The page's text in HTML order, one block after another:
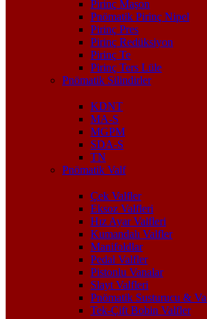
Pirinç Maşon
Pnömatik Pirinç Nipel
Pirinç Pres
Pirinç Redüksiyon
Pirinç Te
Pirinç Ters Lüle
Pnömatik Silindirler
KDNT
MA-S
MGPM
SDA-S
TN
Pnömatik Valf
Çek Valfler
Eksoz Valfleri
Hız Ayar Valfleri
Kumandalı Valfler
Manifoldlar
Pedal Valfler
Pistonlu Vanalar
Slayt Valfleri
Pnömatik Susturucu &
Tek-Çift Bobin Valfler